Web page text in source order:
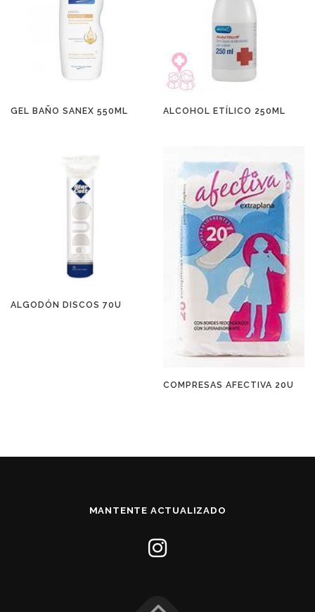
GEL BAÑO SANEX 550ML ALCOHOL ETÍLICO 250ML
ALGODÓN DISCOS 70U
COMPRESAS AFECTIVA 20U
MANTENTE ACTUALIZADO